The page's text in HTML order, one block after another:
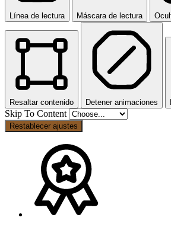
Línea de lectura Máscara de lectura
Resaltar contenido Detener animaciones
Skip To Content
Restablecer ajustes